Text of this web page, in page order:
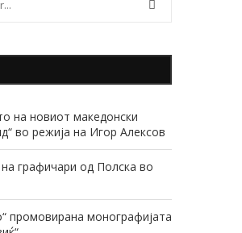
на новиот македонски
во режија на Игор Алексов
графичари од Полска во
промовирана монографијата